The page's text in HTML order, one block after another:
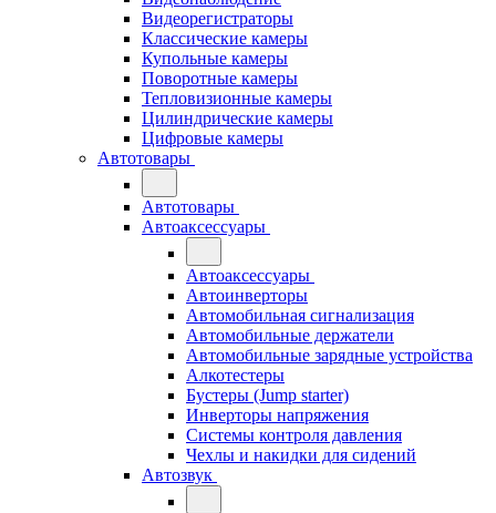
Видеорегистраторы
Классические камеры
Купольные камеры
Поворотные камеры
Тепловизионные камеры
Цилиндрические камеры
Цифровые камеры
Автотовары
Автотовары
Автоаксессуары
Автоаксессуары
Автоинверторы
Автомобильная сигнализация
Автомобильные держатели
Автомобильные зарядные устройства
Алкотестеры
Бустеры (Jump starter)
Инверторы напряжения
Системы контроля давления
Чехлы и накидки для сидений
Автозвук